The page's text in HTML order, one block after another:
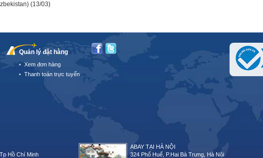
(13/03)
Quản lý đặt hàng
Xem đơn hàng
Thanh toán trực tuyến
Hồ Chí Minh
ABAY TẠI HÀ NỘI
324 Phố Huế, P.Hai Bà Trưng, Hà Nội